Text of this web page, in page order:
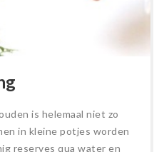
is helemaal niet zo
in kleine potjes worden
reserves qua water en